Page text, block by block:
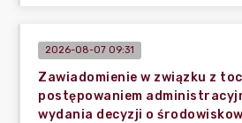
2026-08-07 09:31
Zawiadomienie w związku z
postępowaniem
wydania decyzji o